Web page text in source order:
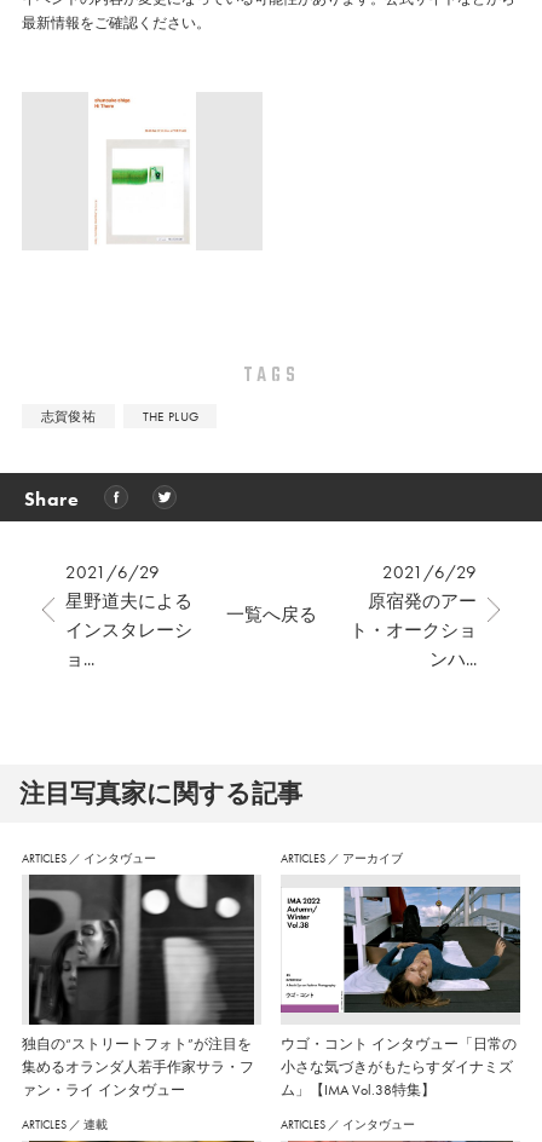
最新情報をご確認ください。
TAGS
志賀俊祐 THE PLUG
Share
2021/6/29
星野道夫による
インスタレーシ
ョ...
2021/6/29
原宿発のアー
ト・オークショ
ンハ...
一覧へ戻る
注⽬写真家に関する記事
ARTICLES ／ インタヴュー
独自の“ストリートフォト”が注目を
集めるオランダ人若手作家サラ・フ
ァン・ライ インタヴュー
ARTICLES ／ アーカイブ
ウゴ・コント インタヴュー「日常の
小さな気づきがもたらすダイナミズ
ム」【IMA Vol.38特集】
ARTICLES ／ 連載 ARTICLES ／ インタヴュー